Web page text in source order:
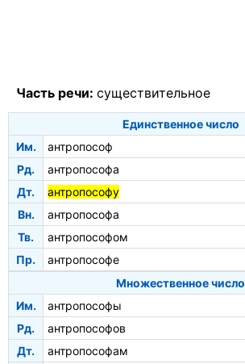
Часть речи: существительное
Единственное число
Им.
антропософ
Рд.
антропософа
Дт.
антропософу
Вн.
антропософа
Тв.
антропософом
Пр.
антропософе
Множественное число
Им.
антропософы
Рд.
антропософов
Дт.
антропософам